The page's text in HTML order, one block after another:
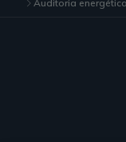
Auditoria energética